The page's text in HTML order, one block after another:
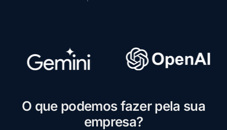
O que podemos fazer pela sua
empresa?